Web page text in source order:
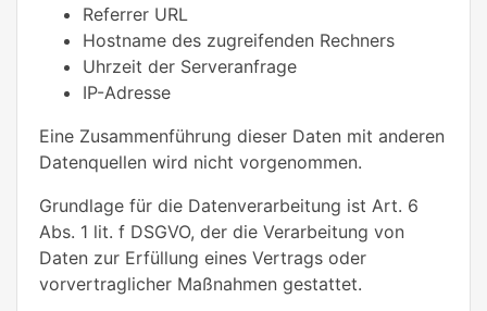
Referrer URL
Hostname des zugreifenden Rechners
Uhrzeit der Serveranfrage
IP-Adresse
Eine Zusammenführung dieser Daten mit anderen
Datenquellen wird nicht vorgenommen.
Grundlage für die Datenverarbeitung ist Art. 6
Abs. 1 lit. f DSGVO, der die Verarbeitung von
Daten zur Erfüllung eines Vertrags oder
vorvertraglicher Maßnahmen gestattet.